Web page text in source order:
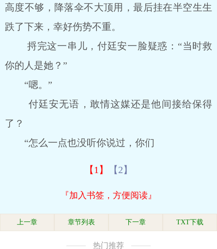
高度不够，降落伞不大顶用，最后挂在半空生生
跌了下来，幸好伤势不重。
捋完这一串儿，付廷安一脸疑惑：“当时救
你的人是她？”
“嗯。”
付廷安无语，敢情这媒还是他间接给保得
了？
“怎么一点也没听你说过，你们
【1】 【2】
『加入书签，方便阅读』
上一章 章节列表 下一章 TXT下载
热门推荐